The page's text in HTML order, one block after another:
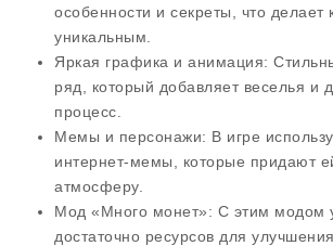
особенности и секреты, что делает
уникальным.
Яркая графика и анимация:
ряд, который добавляет веселья и
процесс.
Мемы и персонажи: В игре
интернет-мемы, которые придают
атмосферу.
Мод «Много монет»: С этим модом
достаточно ресурсов для